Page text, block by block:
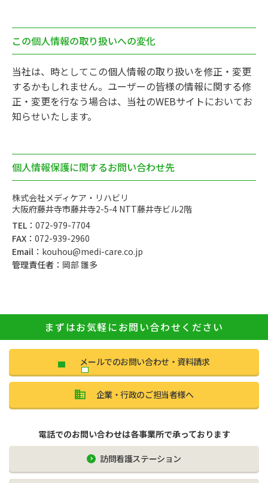
この個人情報の取り扱いへの変化
当社は、時としてこの個人情報の取り扱いを修正・変更
するかもしれません。ユーザーの皆様の情報に関する修
正・変更を行なう場合は、当社のWEBサイトにおいてお
知らせいたします。
個人情報保護に関するお問い合わせ先
株式会社メディケア・リハビリ
大阪府藤井寺市藤井寺2-5-4 NTT藤井寺ビル2階
072-979-7704
072-939-2960
kouhou@medi-care.co.jp
岡部 雛多
まずはお気軽にお問い合わせください
メールでのお問い合わせ・資料請求
企業・行政のご担当者様へ
電話でのお問い合わせは各事業所で承っております
訪問看護ステーション